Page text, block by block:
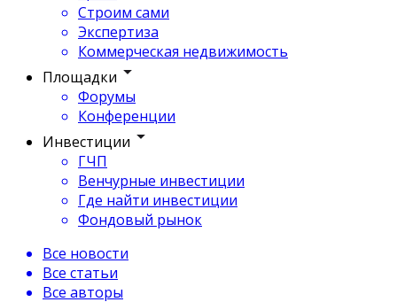
Строим сами
Экспертиза
Коммерческая недвижимость
Площадки
Форумы
Конференции
Инвестиции
ГЧП
Венчурные инвестиции
Где найти инвестиции
Фондовый рынок
Все новости
Все статьи
Все авторы